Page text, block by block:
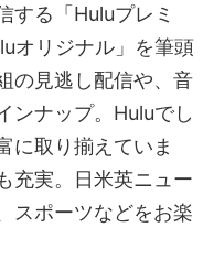
する「Huluプレミ
オリジナル」を筆頭
の見逃し配信や、音
ンナップ。Huluでし
に取り揃えていま
充実。日米英ニュー
スポーツなどをお楽